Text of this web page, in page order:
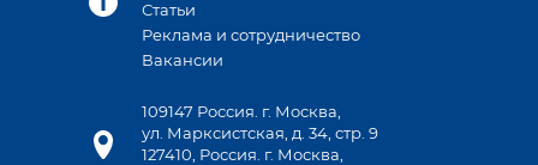
Статьи
Реклама и сотрудничество
Вакансии
109147 Россия. г. Москва,
ул. Марксистская, д. 34, стр. 9
127410, Россия. г. Москва,